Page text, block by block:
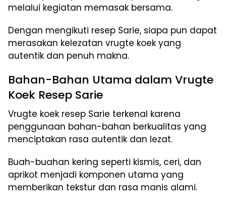
melalui kegiatan memasak bersama.
Dengan mengikuti resep Sarie, siapa pun dapat
merasakan kelezatan vrugte koek yang
autentik dan penuh makna.
Bahan-Bahan Utama dalam Vrugte
Koek Resep Sarie
Vrugte koek resep Sarie terkenal karena
penggunaan bahan-bahan berkualitas yang
menciptakan rasa autentik dan lezat.
Buah-buahan kering seperti kismis, ceri, dan
aprikot menjadi komponen utama yang
memberikan tekstur dan rasa manis alami.